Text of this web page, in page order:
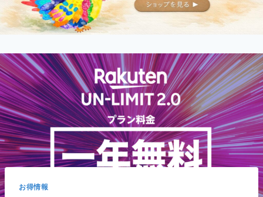
プ
お得情報